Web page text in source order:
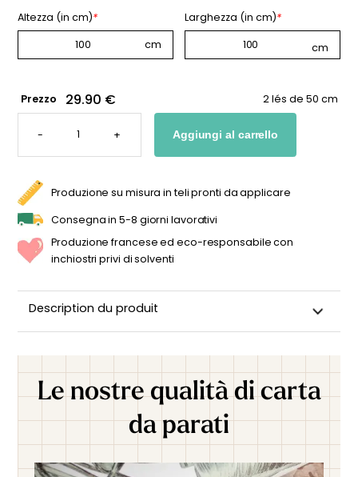
Altezza (in cm)* Larghezza (in cm)*
Prezzo 29.90 € 2 lés de 50 cm
-
CARTA
PARATI
BLU
+ Aggiungi al carrello
Produzione su misura in teli pronti da applicare
Consegna in 5-8 giorni lavorativi
Produzione francese ed eco-responsabile con
inchiostri privi di solventi
Description du produit
Le nostre qualità di carta
da parati